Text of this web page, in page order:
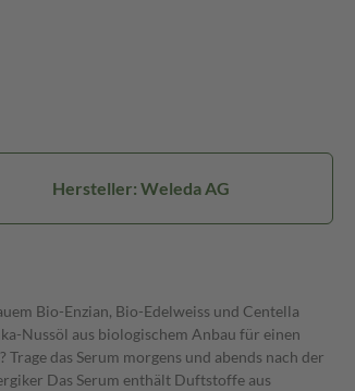
Hersteller: Weleda AG
Bio-Enzian, Bio-Edelweiss und Centella
Nussöl aus biologischem Anbau für einen
das Serum morgens und abends nach der
Das Serum enthält Duftstoffe aus